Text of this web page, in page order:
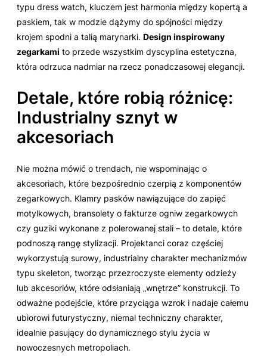
typu dress watch, kluczem jest harmonia między kopertą a
paskiem, tak w modzie dążymy do spójności między
krojem spodni a talią marynarki. Design inspirowany
zegarkami to przede wszystkim dyscyplina estetyczna,
która odrzuca nadmiar na rzecz ponadczasowej elegancji.
Detale, które robią różnicę:
Industrialny sznyt w
akcesoriach
Nie można mówić o trendach, nie wspominając o
akcesoriach, które bezpośrednio czerpią z komponentów
zegarkowych. Klamry pasków nawiązujące do zapięć
motylkowych, bransolety o fakturze ogniw zegarkowych
czy guziki wykonane z polerowanej stali – to detale, które
podnoszą rangę stylizacji. Projektanci coraz częściej
wykorzystują surowy, industrialny charakter mechanizmów
typu skeleton, tworząc przezroczyste elementy odzieży
lub akcesoriów, które odsłaniają „wnętrze” konstrukcji. To
odważne podejście, które przyciąga wzrok i nadaje całemu
ubiorowi futurystyczny, niemal techniczny charakter,
idealnie pasujący do dynamicznego stylu życia w
nowoczesnych metropoliach.